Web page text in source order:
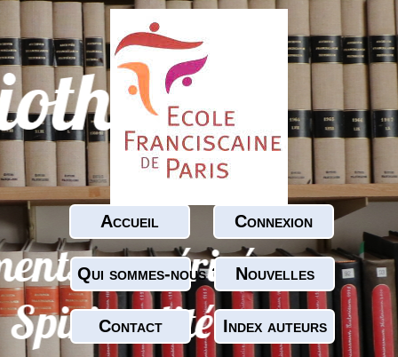
Accueil Connexion
Qui sommes-nous ? Nouvelles
Contact Index auteurs